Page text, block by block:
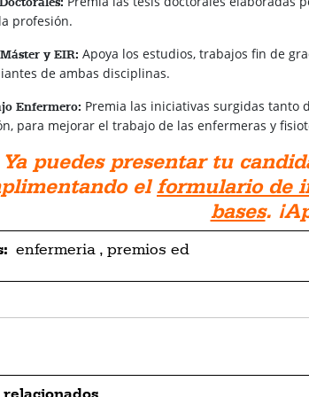
profesión.
y EIR: Apoya los estudios, trabajos fin de
de ambas disciplinas.
Enfermero: Premia las iniciativas surgidas tanto
para mejorar el trabajo de las enfermeras y
Ya puedes presentar tu
elformulario de
bases.
enfermeria , premios ed